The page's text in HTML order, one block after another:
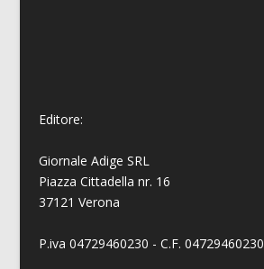
Editore:
Giornale Adige SRL
Piazza Cittadella nr. 16
37121 Verona
P.iva 04729460230 - C.F. 04729460230